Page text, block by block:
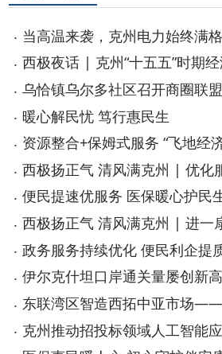
当高温来袭，克州电力始终满格
西极夜话 | 克州“十五五”时期经济社会发展路径初探
暖心解民忧 笃行惠民生
便民提速优服务 医保暖心护民生
西极扬正气 清风满克
政务服务持续优化 便民利企提质增
伊尔克什坦口岸通关量屡创
医保惠民暖人心 初心守护伴安康